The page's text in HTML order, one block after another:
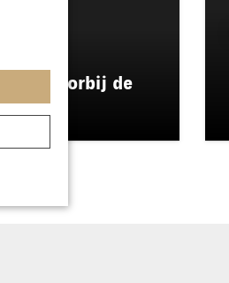
voorbij de